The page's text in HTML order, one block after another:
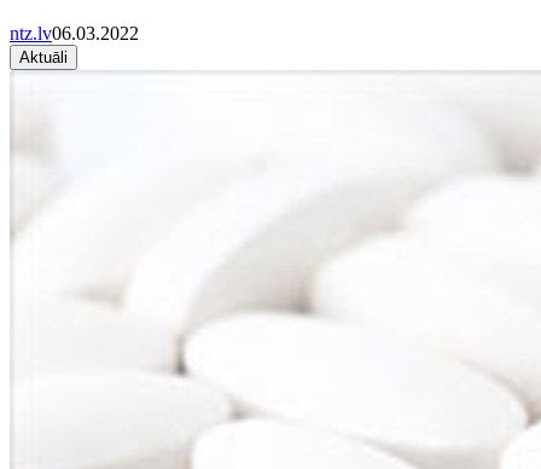
ntz.lv06.03.2022
Aktuāli